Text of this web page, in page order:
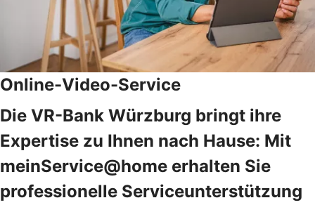
Online-Video-Service
Die VR-Bank Würzburg bringt ihre
Expertise zu Ihnen nach Hause: Mit
meinService@home erhalten Sie
professionelle Serviceunterstützung